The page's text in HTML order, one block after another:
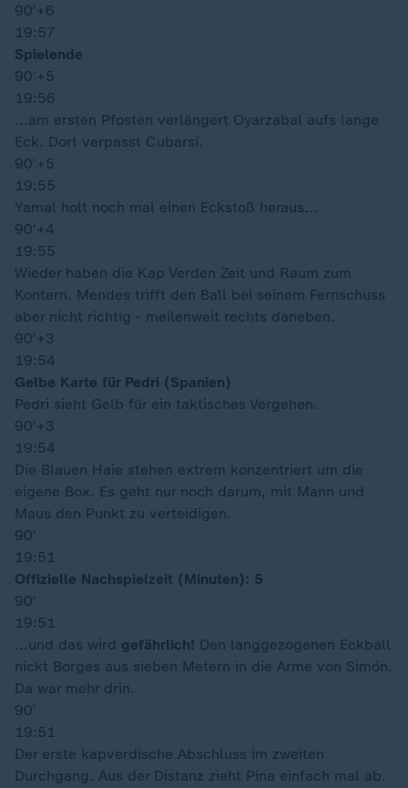
90′ +6
19:57
Spielende
90′ +5
19:56
...am ersten Pfosten verlängert Oyarzabal aufs lange
Eck. Dort verpasst Cubarsí.
90′ +5
19:55
Yamal holt noch mal einen Eckstoß heraus...
90′ +4
19:55
Wieder haben die Kap Verden Zeit und Raum zum
Kontern. Mendes trifft den Ball bei seinem Fernschuss
aber nicht richtig - meilenweit rechts daneben.
90′ +3
19:54
Gelbe Karte für Pedri (Spanien)
Pedri sieht Gelb für ein taktisches Vergehen.
90′ +3
19:54
Die Blauen Haie stehen extrem konzentriert um die
eigene Box. Es geht nur noch darum, mit Mann und
Maus den Punkt zu verteidigen.
90′
19:51
Offizielle Nachspielzeit (Minuten): 5
90′
19:51
...und das wird gefährlich! Den langgezogenen Eckball
nickt Borges aus sieben Metern in die Arme von Simón.
Da war mehr drin.
90′
19:51
Der erste kapverdische Abschluss im zweiten
Durchgang. Aus der Distanz zieht Pina einfach mal ab.